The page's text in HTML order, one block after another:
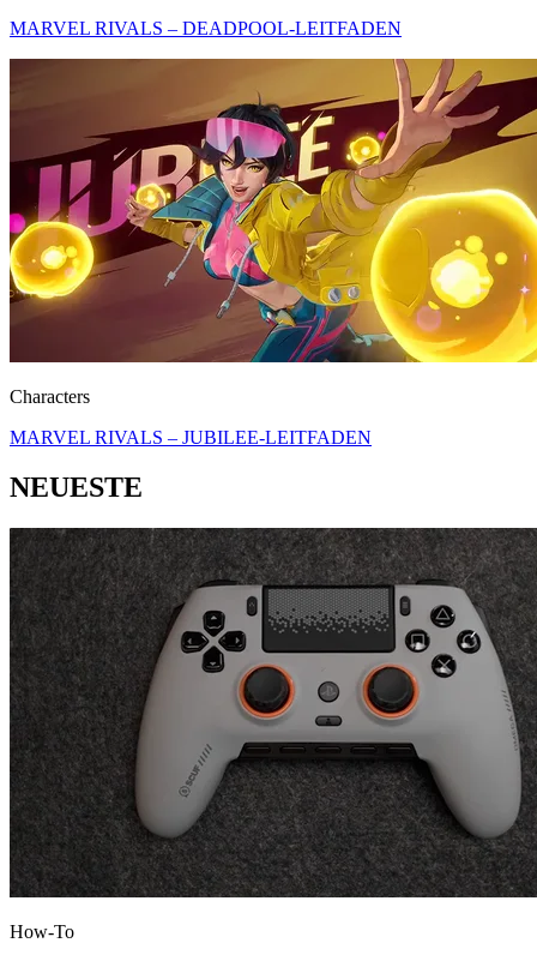
MARVEL RIVALS – DEADPOOL-LEITFADEN
Characters
MARVEL RIVALS – JUBILEE-LEITFADEN
NEUESTE
How-To